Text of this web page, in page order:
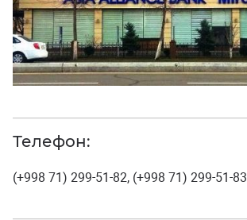
Телефон:
(+998 71) 299-51-82, (+998 71) 299-51-83